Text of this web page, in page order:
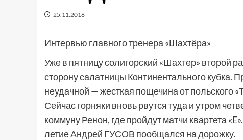
25.11.2016
Интервью главного тренера «Шахтёра»
Уже в пятницу солигорский «Шахтер» второй
сторону салатницы Континентального
неудачной — жесткая пощечина от польского
Сейчас горняки вновь рвутся туда и утром
коммуну Ренон, где пройдут матчи квартета
летие Андрей ГУСОВ пообщался на дорожку.